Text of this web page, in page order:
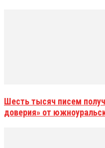
Шесть тысяч писем
доверия» от